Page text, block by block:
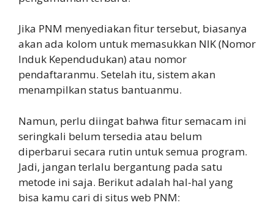
Jika PNM menyediakan fitur tersebut, biasanya
akan ada kolom untuk memasukkan NIK (Nomor
Induk Kependudukan) atau nomor
pendaftaranmu. Setelah itu, sistem akan
menampilkan status bantuanmu.
Namun, perlu diingat bahwa fitur semacam ini
seringkali belum tersedia atau belum
diperbarui secara rutin untuk semua program.
Jadi, jangan terlalu bergantung pada satu
metode ini saja. Berikut adalah hal-hal yang
bisa kamu cari di situs web PNM: